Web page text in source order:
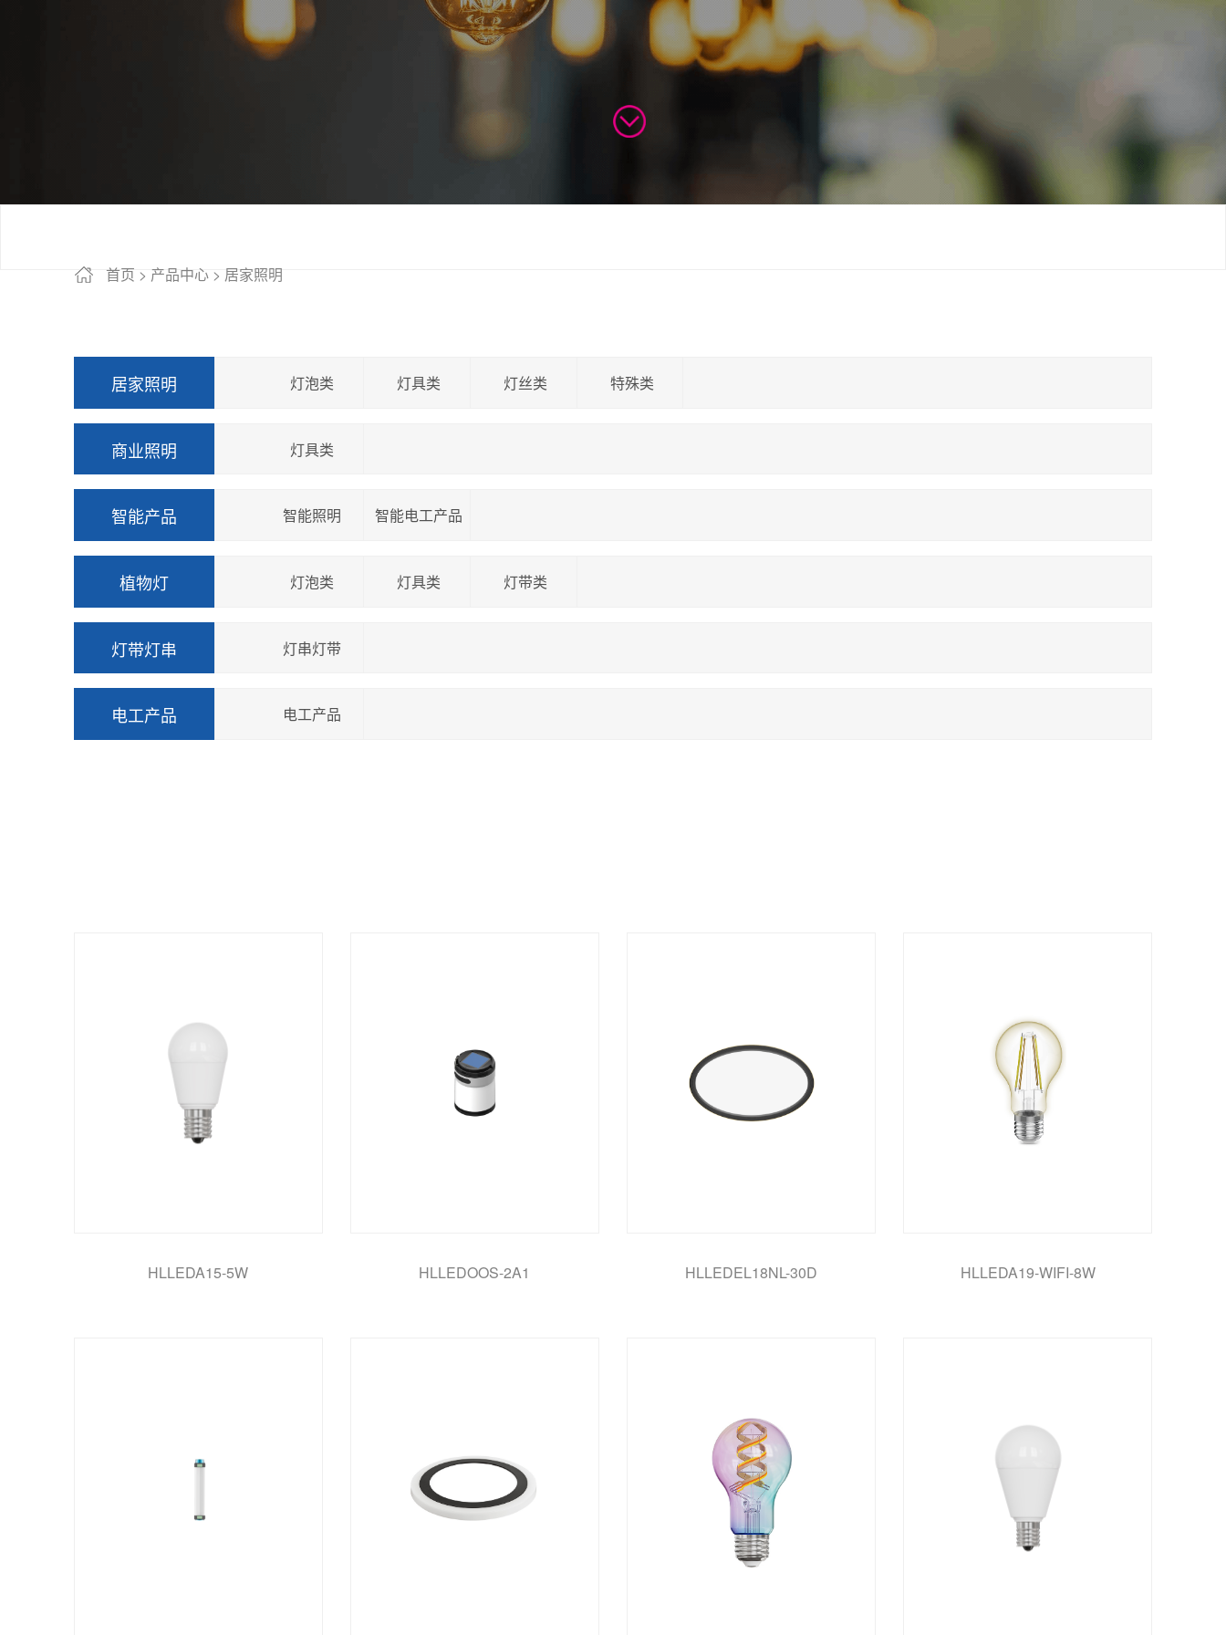
首页 > 产品中心> 居家照明
居家照明 灯泡类 灯具类 灯丝类 特殊类
商业照明 灯具类
智能产品 智能照明 智能电工产品
植物灯 灯泡类 灯具类 灯带类
灯带灯串 灯串灯带
电工产品 电工产品
HLLEDA15-5W HLLEDOOS-2A1 HLLEDEL18NL-30D HLLEDA19-WIFI-8W